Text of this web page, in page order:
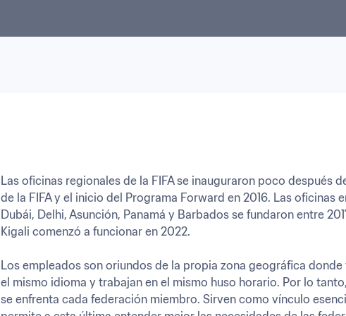
Las oficinas regionales de la FIFA se inauguraron poco después
de la FIFA y el inicio del Programa Forward en 2016. Las oficinas
Dubái, Delhi, Asunción, Panamá y Barbados se fundaron entre
Kigali comenzó a funcionar en 2022.
Los empleados son oriundos de la propia zona geográfica
el mismo idioma y trabajan en el mismo huso horario. Por lo
se enfrenta cada federación miembro. Sirven como vínculo